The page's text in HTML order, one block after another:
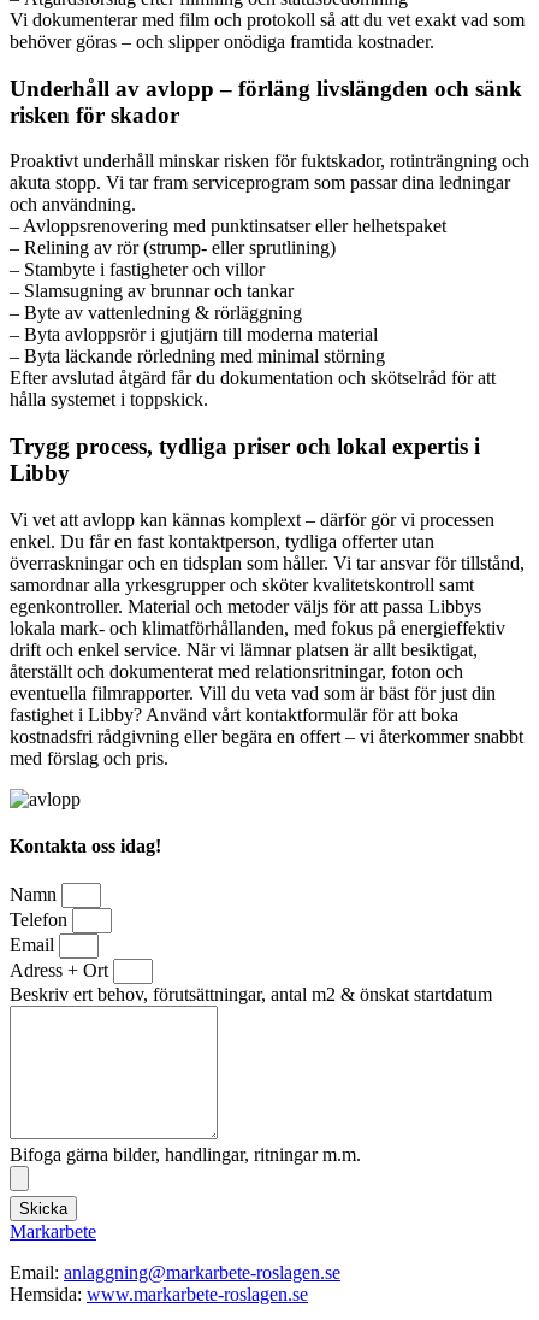
Vi dokumenterar med film och protokoll så att du vet exakt vad som
behöver göras – och slipper onödiga framtida kostnader.
Underhåll av avlopp – förläng livslängden och sänk
risken för skador
Proaktivt underhåll minskar risken för fuktskador, rotinträngning och
akuta stopp. Vi tar fram serviceprogram som passar dina ledningar
och användning.
– Avloppsrenovering med punktinsatser eller helhetspaket
– Relining av rör (strump- eller sprutlining)
– Stambyte i fastigheter och villor
– Slamsugning av brunnar och tankar
– Byte av vattenledning & rörläggning
– Byta avloppsrör i gjutjärn till moderna material
– Byta läckande rörledning med minimal störning
Efter avslutad åtgärd får du dokumentation och skötselråd för att
hålla systemet i toppskick.
Trygg process, tydliga priser och lokal expertis i
Libby
Vi vet att avlopp kan kännas komplext – därför gör vi processen
enkel. Du får en fast kontaktperson, tydliga offerter utan
överraskningar och en tidsplan som håller. Vi tar ansvar för tillstånd,
samordnar alla yrkesgrupper och sköter kvalitetskontroll samt
egenkontroller. Material och metoder väljs för att passa Libbys
lokala mark- och klimatförhållanden, med fokus på energieffektiv
drift och enkel service. När vi lämnar platsen är allt besiktigat,
återställt och dokumenterat med relationsritningar, foton och
eventuella filmrapporter. Vill du veta vad som är bäst för just din
fastighet i Libby? Använd vårt kontaktformulär för att boka
kostnadsfri rådgivning eller begära en offert – vi återkommer snabbt
med förslag och pris.
Kontakta oss idag!
Namn
Telefon
Email
Adress + Ort
Beskriv ert behov, förutsättningar, antal m2 & önskat startdatum
Bifoga gärna bilder, handlingar, ritningar m.m.
Skicka
Markarbete
Email: anlaggning@markarbete-roslagen.se
Hemsida: www.markarbete-roslagen.se